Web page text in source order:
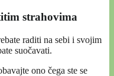
strahovima
raditi na sebi i svojim
suočavati.
ono čega ste se